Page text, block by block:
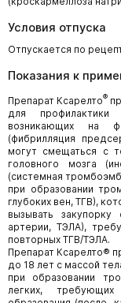
Условия отпуска
Отпускается по
Показания к
Препарат Ксарелто®
для
возникающих на
(фибрилляция
могут смещаться с
головного мозга
(системная
при образовании
глубоких вен, ТГВ),
вызывать
артерии, ТЭЛА),
повторных ТГВ/ТЭЛА.
Препарат Ксарелто®
до 18 лет с массой
при образовании
легких,